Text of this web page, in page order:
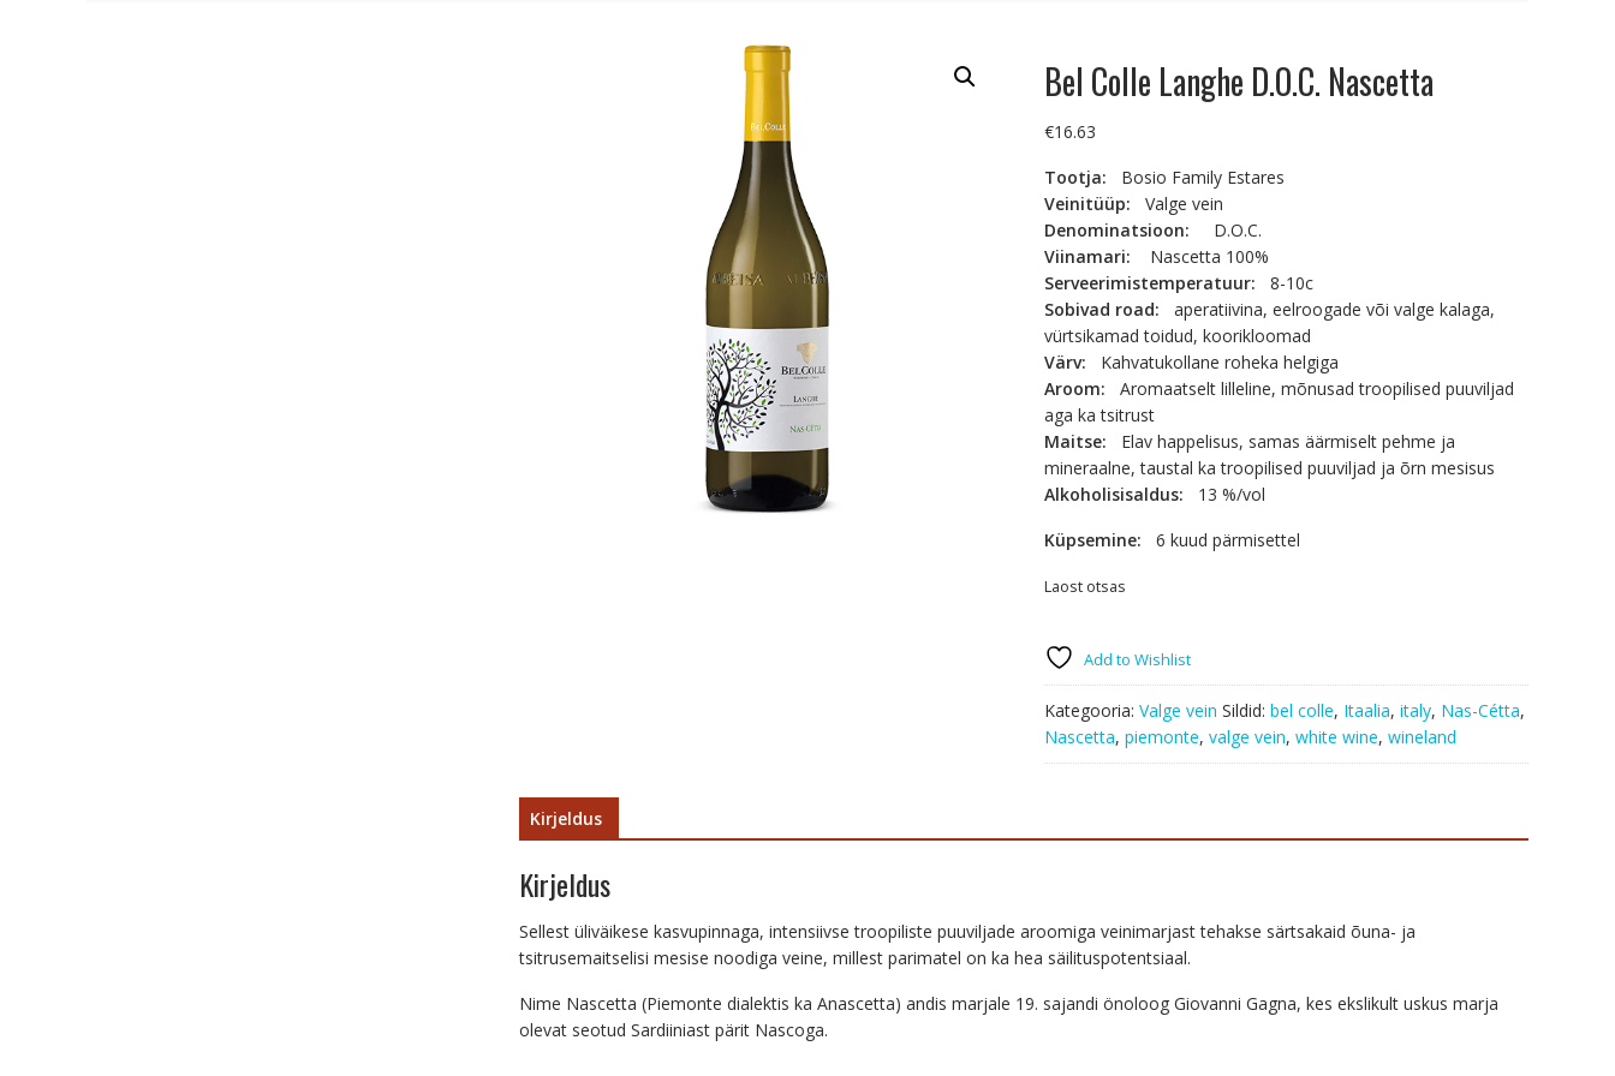
Bel Colle Langhe D.O.C. Nascetta
€16.63
Tootja:
Bosio Family Estares
Veinitüüp: Valge vein
Denominatsioon: D.O.C.
Viinamari: Nascetta 100%
Serveerimistemperatuur: 8-10c
Sobivad road: aperatiivina, eelroogade või valge kalaga,
vürtsikamad toidud, koorikloomad
Värv: Kahvatukollane roheka helgiga
Aroom: Aromaatselt lilleline, mõnusad troopilised puuviljad
aga ka tsitrust
Maitse: Elav happelisus, samas äärmiselt pehme ja
mineraalne, taustal ka troopilised puuviljad ja õrn mesisus
Alkoholisisaldus: 13 %/vol
Küpsemine: 6 kuud pärmisettel
Laost otsas
Add to Wishlist
Kategooria: Valge vein Sildid: bel colle, Itaalia, italy, Nas-Cétta,
Nascetta, piemonte, valge vein, white wine, wineland
Kirjeldus
Kirjeldus
Sellest üliväikese kasvupinnaga, intensiivse troopiliste puuviljade aroomiga veinimarjast tehakse särtsakaid õuna- ja
tsitrusemaitselisi mesise noodiga veine, millest parimatel on ka hea säilituspotentsiaal.
Nime Nascetta (Piemonte dialektis ka Anascetta) andis marjale 19. sajandi önoloog Giovanni Gagna, kes ekslikult uskus marja
olevat seotud Sardiiniast pärit Nascoga.